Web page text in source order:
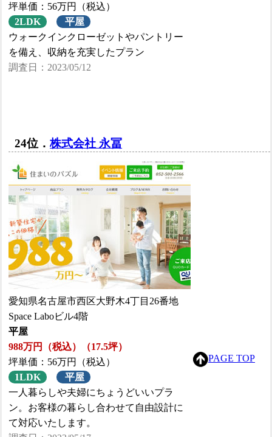
坪単価：56万円（税込）
2LDK
平屋
ウォークインクローゼットやパントリー
を備え、収納を充実したプラン
調査日：2023/05/12
24位．株式会社 永冨
愛知県名古屋市西区大野木4丁目26番地
Space Laboビル4階
平屋
988万円（税込）（17.5坪）
坪単価：56万円（税込）
1LDK
平屋
一人暮らしや夫婦にちょうどいいプラ
ン。お客様の暮らし合わせて自由設計に
て対応いたします。
PAGE TOP